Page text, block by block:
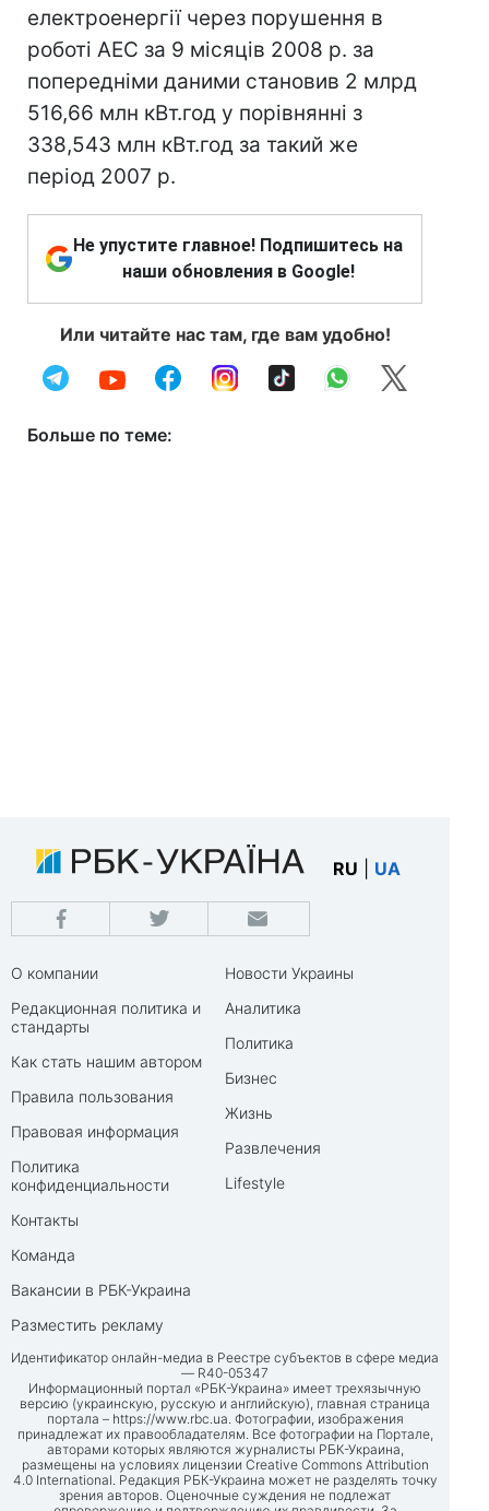
електроенергії через порушення в
роботі АЕС за 9 місяців 2008 р. за
попередніми даними становив 2 млрд
516,66 млн кВт.год у порівнянні з
338,543 млн кВт.год за такий же
період 2007 р.
Не упустите главное! Подпишитесь на
наши обновления в Google!
Или читайте нас там, где вам удобно!
Больше по теме:
RU UA
О компании
Редакционная политика и
стандарты
Как стать нашим автором
Правила пользования
Правовая информация
Политика
конфиденциальности
Контакты
Команда
Вакансии в РБК-Украина
Разместить рекламу
Новости Украины
Аналитика
Политика
Бизнес
Жизнь
Развлечения
Lifestyle
Идентификатор онлайн-медиа в Реестре субъектов в сфере медиа
— R40-05347
Информационный портал «РБК-Украина» имеет трехязычную
версию (украинскую, русскую и английскую), главная страница
портала – https://www.rbc.ua. Фотографии, изображения
принадлежат их правообладателям. Все фотографии на Портале,
авторами которых являются журналисты РБК-Украина,
размещены на условиях лицензии Creative Commons Attribution
4.0 International. Редакция РБК-Украина может не разделять точку
зрения авторов. Оценочные суждения не подлежат